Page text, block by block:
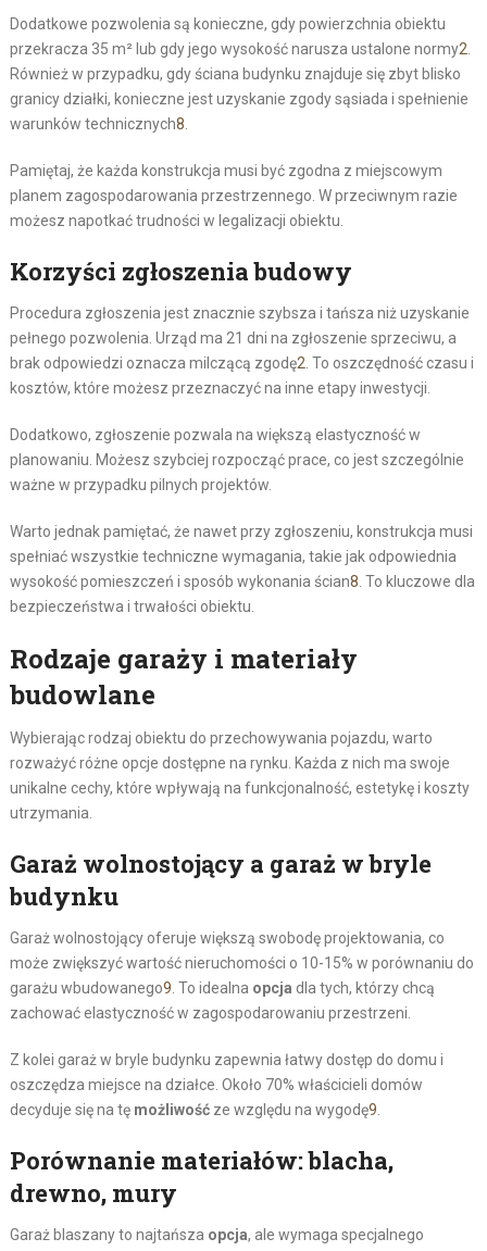
Dodatkowe pozwolenia są konieczne, gdy powierzchnia obiektu
przekracza 35 m² lub gdy jego wysokość narusza ustalone normy2.
Również w przypadku, gdy ściana budynku znajduje się zbyt blisko
granicy działki, konieczne jest uzyskanie zgody sąsiada i spełnienie
warunków technicznych8.
Pamiętaj, że każda konstrukcja musi być zgodna z miejscowym
planem zagospodarowania przestrzennego. W przeciwnym razie
możesz napotkać trudności w legalizacji obiektu.
Korzyści zgłoszenia budowy
Procedura zgłoszenia jest znacznie szybsza i tańsza niż uzyskanie
pełnego pozwolenia. Urząd ma 21 dni na zgłoszenie sprzeciwu, a
brak odpowiedzi oznacza milczącą zgodę2. To oszczędność czasu i
kosztów, które możesz przeznaczyć na inne etapy inwestycji.
Dodatkowo, zgłoszenie pozwala na większą elastyczność w
planowaniu. Możesz szybciej rozpocząć prace, co jest szczególnie
ważne w przypadku pilnych projektów.
Warto jednak pamiętać, że nawet przy zgłoszeniu, konstrukcja musi
spełniać wszystkie techniczne wymagania, takie jak odpowiednia
wysokość pomieszczeń i sposób wykonania ścian8. To kluczowe dla
bezpieczeństwa i trwałości obiektu.
Rodzaje garaży i materiały
budowlane
Wybierając rodzaj obiektu do przechowywania pojazdu, warto
rozważyć różne opcje dostępne na rynku. Każda z nich ma swoje
unikalne cechy, które wpływają na funkcjonalność, estetykę i koszty
utrzymania.
Garaż wolnostojący a garaż w bryle
budynku
Garaż wolnostojący oferuje większą swobodę projektowania, co
może zwiększyć wartość nieruchomości o 10-15% w porównaniu do
garażu wbudowanego9. To idealna opcja dla tych, którzy chcą
zachować elastyczność w zagospodarowaniu przestrzeni.
Z kolei garaż w bryle budynku zapewnia łatwy dostęp do domu i
oszczędza miejsce na działce. Około 70% właścicieli domów
decyduje się na tę możliwośćze względu na wygodę9.
Porównanie materiałów: blacha,
drewno, mury
Garaż blaszany to najtańsza opcja, ale wymaga specjalnego